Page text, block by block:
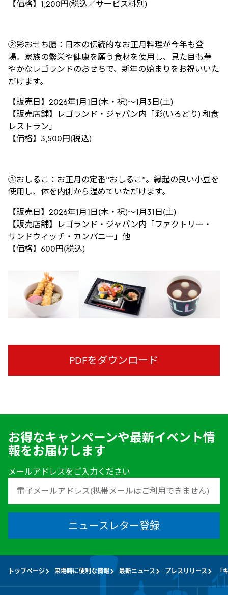
【価格】1,200円(税込／サービス料別)
②彩おせち膳：日本の伝統的なお正月料理が今年も登
場。家族の繁栄や健康を願う食材を使用し、見た目も華
やかなレゴランドのおせちで、新年の始まりをお祝いいた
だけます。
【販売日】2026年1月1日(木・祝)～1月3日(土)
【販売店舗】レゴランド・ジャパン内「彩(いろどり) 和食
レストラン」
【価格】3,500円(税込)
③おしるこ：お正月の定番“おしるこ”。縁起の良い小豆を
使用し、体を内側から温めていただけます。
【販売日】2026年1月1日(木・祝)～1月31日(土)
【販売店舗】レゴランド・ジャパン内「ファクトリー・
サンドウィッチ・カンパニー」他
【価格】600円(税込)
PDFをダウンロード
お得なキャンペーンや最新イベント情
報をお届けします
メールアドレスをご入力ください
ニュースレター登録
トップページ 来場時に便利な情報 最新ニュース プレスリリース 「